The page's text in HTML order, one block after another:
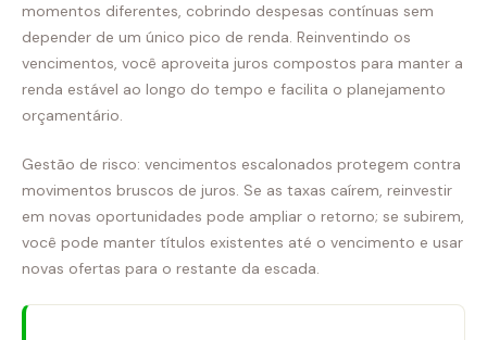
momentos diferentes, cobrindo despesas contínuas sem
depender de um único pico de renda. Reinventindo os
vencimentos, você aproveita juros compostos para manter a
renda estável ao longo do tempo e facilita o planejamento
orçamentário.
Gestão de risco: vencimentos escalonados protegem contra
movimentos bruscos de juros. Se as taxas caírem, reinvestir
em novas oportunidades pode ampliar o retorno; se subirem,
você pode manter títulos existentes até o vencimento e usar
novas ofertas para o restante da escada.